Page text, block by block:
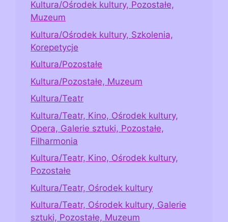
Kultura/Ośrodek kultury, Pozostałe,
Muzeum
Kultura/Ośrodek kultury, Szkolenia,
Korepetycje
Kultura/Pozostałe
Kultura/Pozostałe, Muzeum
Kultura/Teatr
Kultura/Teatr, Kino, Ośrodek kultury,
Opera, Galerie sztuki, Pozostałe,
Filharmonia
Kultura/Teatr, Kino, Ośrodek kultury,
Pozostałe
Kultura/Teatr, Ośrodek kultury
Kultura/Teatr, Ośrodek kultury, Galerie
sztuki, Pozostałe, Muzeum